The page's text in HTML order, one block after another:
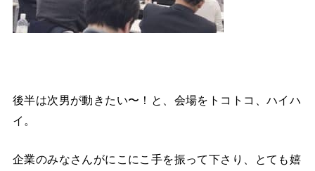
後半は次男が動きたい〜！と、会場をトコトコ、ハイハ
イ。
企業のみなさんがにこにこ手を振って下さり、とても嬉